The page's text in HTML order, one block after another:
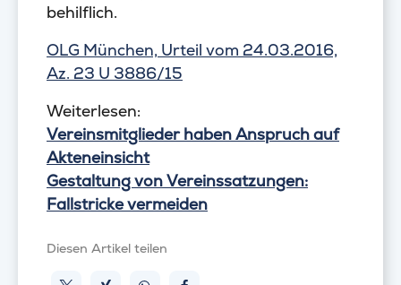
behilflich.
OLG München, Urteil vom 24.03.2016,
Az. 23 U 3886/15
Weiterlesen:
Vereinsmitglieder haben Anspruch auf
Akteneinsicht
Gestaltung von Vereinssatzungen:
Fallstricke vermeiden
Diesen Artikel teilen